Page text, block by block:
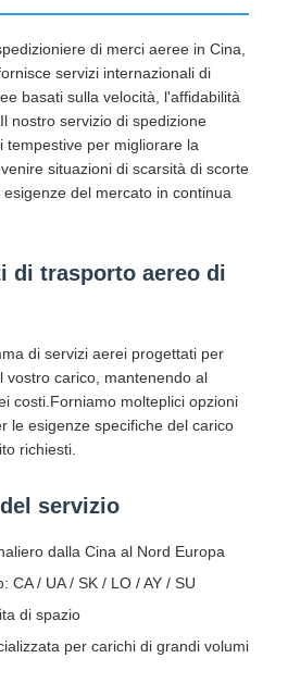
di merci aeree in Cina,
servizi internazionali di
basati sulla velocità, l'affidabilità
nostro servizio di spedizione
tempestive per migliorare la
situazioni di scarsità di scorte
del mercato in continua
di trasporto aereo di
di servizi aerei progettati per
vostro carico, mantenendo al
costi.Forniamo molteplici opzioni
le esigenze specifiche del carico
richiesti.
servizio
dalla Cina al Nord Europa
CA / UA / SK / LO / AY / SU
di spazio
per carichi di grandi volumi